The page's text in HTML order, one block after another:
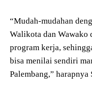
“Mudah-mudahan
Walikota dan Wawako
program kerja,
bisa menilai sendiri
Palembang,” harapnya